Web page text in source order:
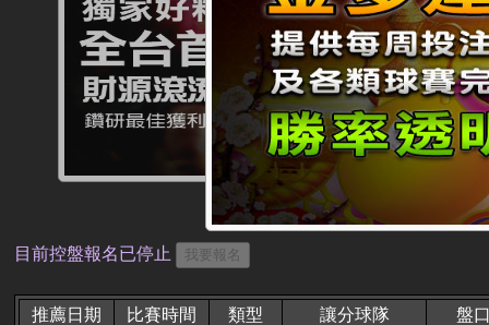
目前控盤報名已停止
推薦日期 比賽時間 類型 讓分球隊
盤